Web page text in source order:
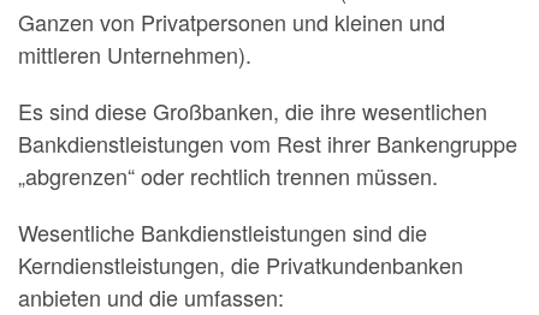
Ganzen von Privatpersonen und kleinen und
mittleren Unternehmen).
Es sind diese Großbanken, die ihre wesentlichen
Bankdienstleistungen vom Rest ihrer Bankengruppe
„abgrenzen“ oder rechtlich trennen müssen.
Wesentliche Bankdienstleistungen sind die
Kerndienstleistungen, die Privatkundenbanken
anbieten und die umfassen: